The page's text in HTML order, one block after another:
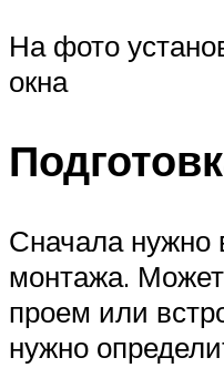
На фото
окна
Сначала нужно
монтажа.
проем или
нужно